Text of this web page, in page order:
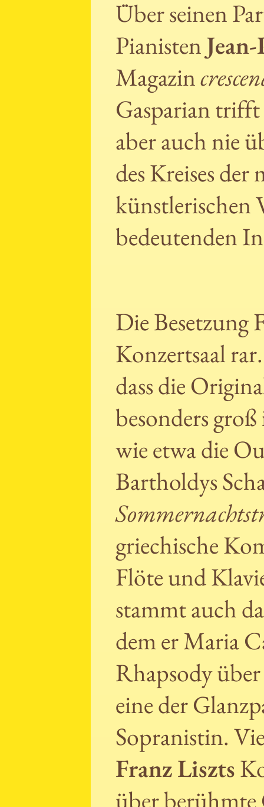
Über seinen
Pianisten
Magazin
Gasparian
aber auch nie
des Kreises
künstlerischen
bedeutenden
Die Besetzung
Konzertsaal
dass die
besonders
wie etwa die
Bartholdys
griechische
Flöte und
stammt auch
dem er Maria
Rhapsody
eine der
Sopranistin.
Franz Liszts
über berühmte